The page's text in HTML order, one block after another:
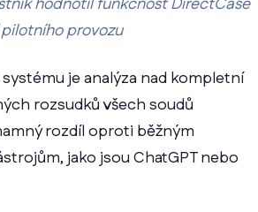
provozu
je analýza nad kompletní
rozsudků všech soudů
rozdíl oproti běžným
jako jsou ChatGPT nebo